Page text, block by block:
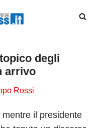
degli
arrivo
Rossi
mentre il presidente